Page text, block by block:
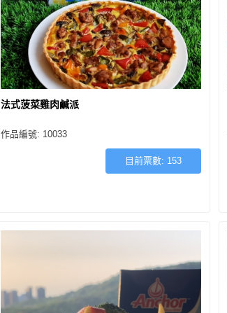
法式菠菜雞肉鹹派
作品編號: 10033
目前票數: 153